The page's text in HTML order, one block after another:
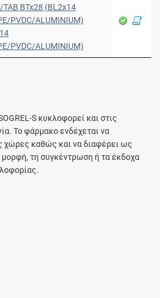
TAB BTx28 (BL2x14
PVDC/ALUMINIUM)
PVDC/ALUMINIUM)
S κυκλοφορεί και στις
Το φάρμακο ενδέχεται να
χώρες καθώς και να διαφέρει ως
τη συγκέντρωση ή τα έκδοχα